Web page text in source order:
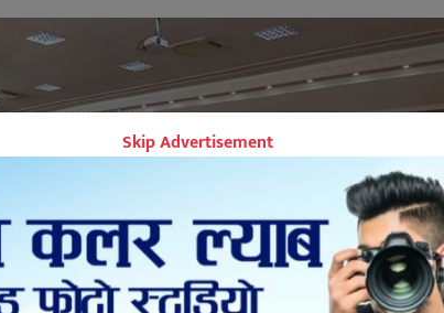
Skip Advertisement